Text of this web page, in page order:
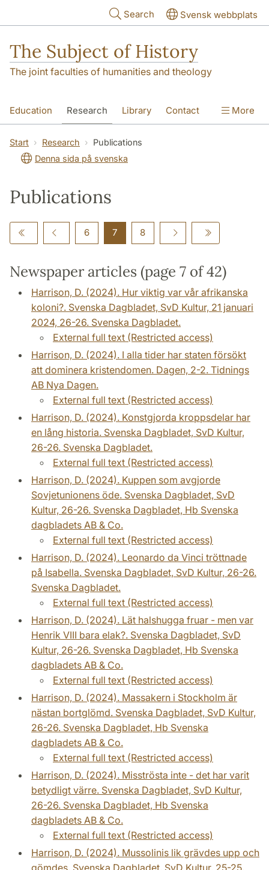
Search Svensk webbplats
The Subject of History
The joint faculties of humanities and theology
Education Research Library Contact
About us Accessibility
More
Start Research
Publications
Denna sida på svenska
Publications
6 7 8
Newspaper articles (page 7 of 42)
Harrison, D. (2024). Hur viktig var vår afrikanska
koloni?. Svenska Dagbladet, SvD Kultur, 21 januari
2024, 26-26. Svenska Dagbladet.
External full text (Restricted access)
Harrison, D. (2024). I alla tider har staten försökt
att dominera kristendomen. Dagen, 2-2. Tidnings
AB Nya Dagen.
External full text (Restricted access)
Harrison, D. (2024). Konstgjorda kroppsdelar har
en lång historia. Svenska Dagbladet, SvD Kultur,
26-26. Svenska Dagbladet.
External full text (Restricted access)
Harrison, D. (2024). Kuppen som avgjorde
Sovjetunionens öde. Svenska Dagbladet, SvD
Kultur, 26-26. Svenska Dagbladet, Hb Svenska
dagbladets AB & Co.
External full text (Restricted access)
Harrison, D. (2024). Leonardo da Vinci tröttnade
på Isabella. Svenska Dagbladet, SvD Kultur, 26-26.
Svenska Dagbladet.
External full text (Restricted access)
Harrison, D. (2024). Lät halshugga fruar - men var
Henrik VIII bara elak?. Svenska Dagbladet, SvD
Kultur, 26-26. Svenska Dagbladet, Hb Svenska
dagbladets AB & Co.
External full text (Restricted access)
Harrison, D. (2024). Massakern i Stockholm är
nästan bortglömd. Svenska Dagbladet, SvD Kultur,
26-26. Svenska Dagbladet, Hb Svenska
dagbladets AB & Co.
External full text (Restricted access)
Harrison, D. (2024). Misströsta inte - det har varit
betydligt värre. Svenska Dagbladet, SvD Kultur,
26-26. Svenska Dagbladet, Hb Svenska
dagbladets AB & Co.
External full text (Restricted access)
Harrison, D. (2024). Mussolinis lik grävdes upp och
gömdes. Svenska Dagbladet, SvD Kultur, 25-25.